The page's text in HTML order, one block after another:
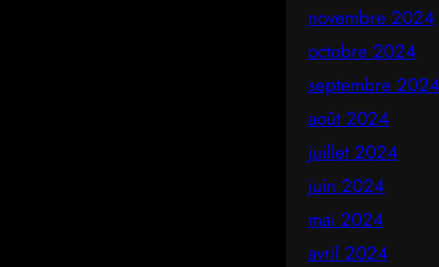
novembre 2024
octobre 2024
septembre 2024
août 2024
juillet 2024
juin 2024
mai 2024
avril 2024